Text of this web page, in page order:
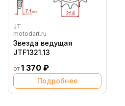
JT
motodart.ru
Звезда ведущая
JTF1321.13
от 1 370 ₽
Подробнее